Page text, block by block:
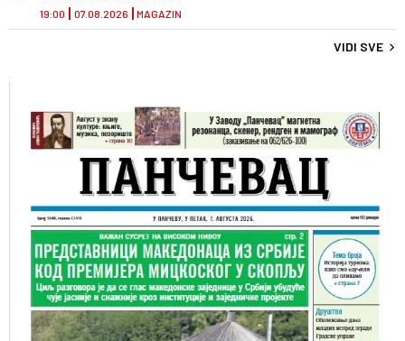
MAGAZIN
19:00 07.08.2026
VIDI SVE